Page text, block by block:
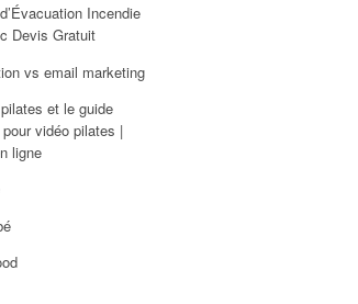
Incendie
Devis Gratuit
vs email marketing
et le guide
vidéo pilates |
ligne